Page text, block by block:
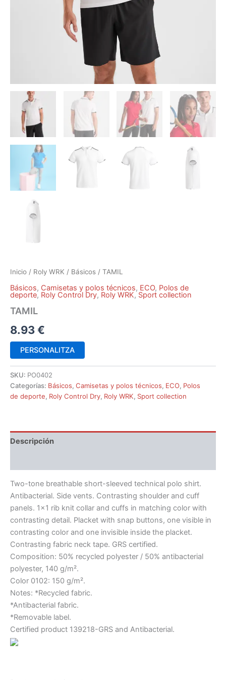
Inicio / Roly WRK / Básicos / TAMIL
Básicos, Camisetas y polos técnicos, ECO, Polos de
deporte, Roly Control Dry, Roly WRK, Sport collection
TAMIL
8.93€
PERSONALITZA
SKU: PO0402
Categorías: Básicos, Camisetas y polos técnicos, ECO, Polos
de deporte, Roly Control Dry, Roly WRK, Sport collection
Descripción
Two-tone breathable short-sleeved technical polo shirt.
Antibacterial. Side vents. Contrasting shoulder and cuff
panels. 1×1 rib knit collar and cuffs in matching color with
contrasting detail. Placket with snap buttons, one visible in
contrasting color and one invisible inside the placket.
Contrasting fabric neck tape. GRS certified.
Composition: 50% recycled polyester / 50% antibacterial
polyester, 140 g/m².
Color 0102: 150 g/m².
Notes: *Recycled fabric.
*Antibacterial fabric.
*Removable label.
Certified product 139218-GRS and Antibacterial.